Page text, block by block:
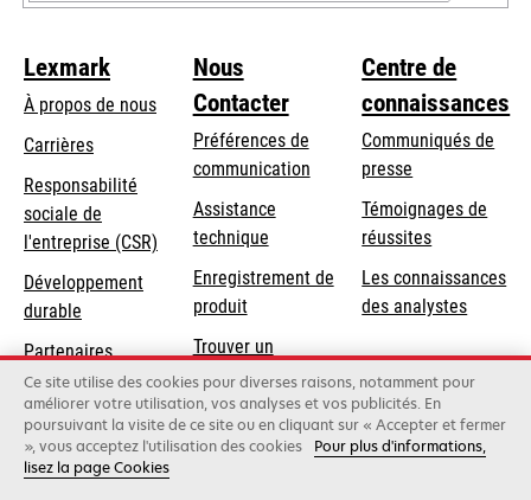
Lexmark
À propos de nous
Carrières
s’ouvre
dans
un
nouvel
onglet
Responsabilité
sociale de
l'entreprise (CSR) s’ouvre
onglet
Développement
durable
Partenaires
Lexmark
Nous
Contacter
Préférences de
communication
s’ouvre
dans
un
nouvel
onglet
Assistance
techniques’ouvre
un
onglet
Enregistrement de
produit
Trouver un
revendeur
Centre de
connaissances
Communiqués de
presse
Témoignages de
réussites
Les connaissances
des analystes
Lexmark International, Inc., une entreprise Xerox
©2026 Tous droits réservés.
Ce site utilise des cookies pour diverses raisons, notamment pour
améliorer votre utilisation, vos analyses et vos publicités. En
poursuivant la visite de ce site ou en cliquant sur « Accepter et fermer
», vous acceptez l'utilisation des cookies
Pour plus d'informations,
lisez la page Cookies